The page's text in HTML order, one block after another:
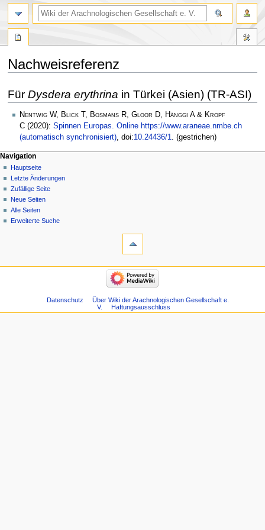
Nachweisreferenz
Navigation
springen
Suche
springen
Für Dysdera erythrina in Türkei (Asien) (TR-ASI)
Nentwig W, Blick T, Bosmans R, Gloor D, Hänggi A & Kropf
C (2020): Spinnen Europas. Online https://www.araneae.nmbe.ch
(automatisch synchronisiert), doi:10.24436/1. (gestrichen)
Navigation
Hauptseite
Letzte Änderungen
Zufällige Seite
Neue Seiten
Alle Seiten
Erweiterte Suche
Datenschutz
Über Wiki der Arachnologischen Gesellschaft e.
V.
Haftungsausschluss